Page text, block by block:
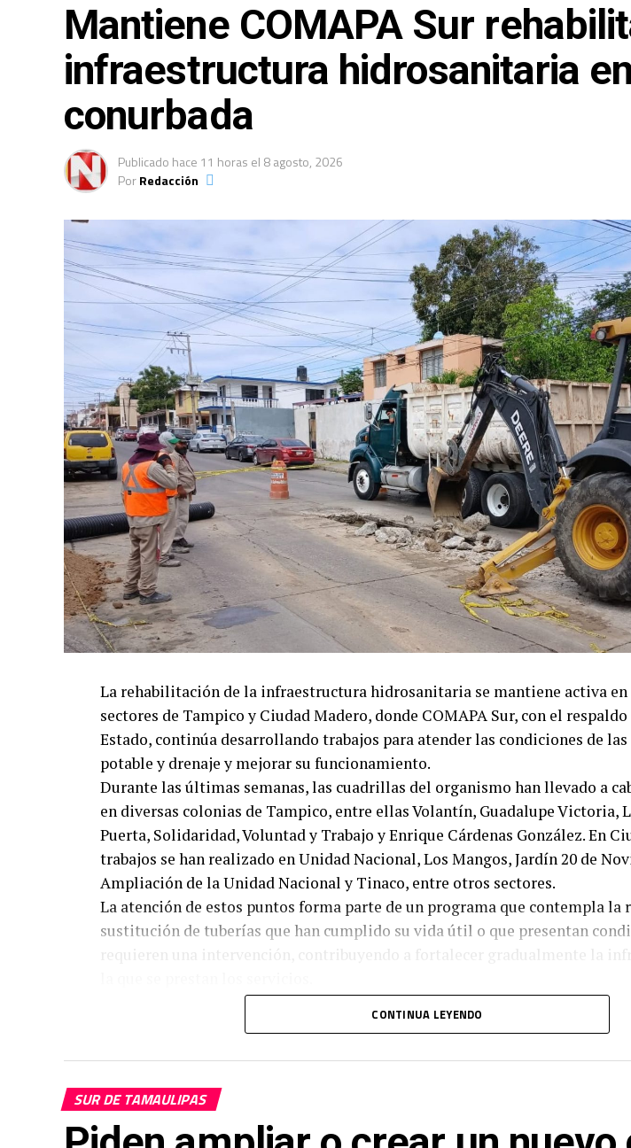
Mantiene COMAPA Sur
infraestructura hidrosanitaria
conurbada
Publicado hace 11 horas el 8 agosto, 2026
PorRedacción
La rehabilitación de la infraestructura hidrosanitaria se mantiene activa
sectores de Tampico y Ciudad Madero, donde COMAPA Sur, con el
Estado, continúa desarrollando trabajos para atender las condiciones de las
potable y drenaje y mejorar su funcionamiento.
Durante las últimas semanas, las cuadrillas del organismo han llevado a
en diversas colonias de Tampico, entre ellas Volantín, Guadalupe Victoria,
Puerta, Solidaridad, Voluntad y Trabajo y Enrique Cárdenas González. En
trabajos se han realizado en Unidad Nacional, Los Mangos, Jardín 20 de
Ampliación de la Unidad Nacional y Tinaco, entre otros sectores.
La atención de estos puntos forma parte de un programa que contempla
sustitución de tuberías que han cumplido su vida útil o que presentan
requieren una intervención, contribuyendo a fortalecer gradualmente la
CONTINUA LEYENDO
SUR DE TAMAULIPAS